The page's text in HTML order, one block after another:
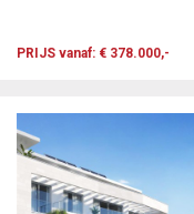
PRIJS vanaf: € 378.000,-